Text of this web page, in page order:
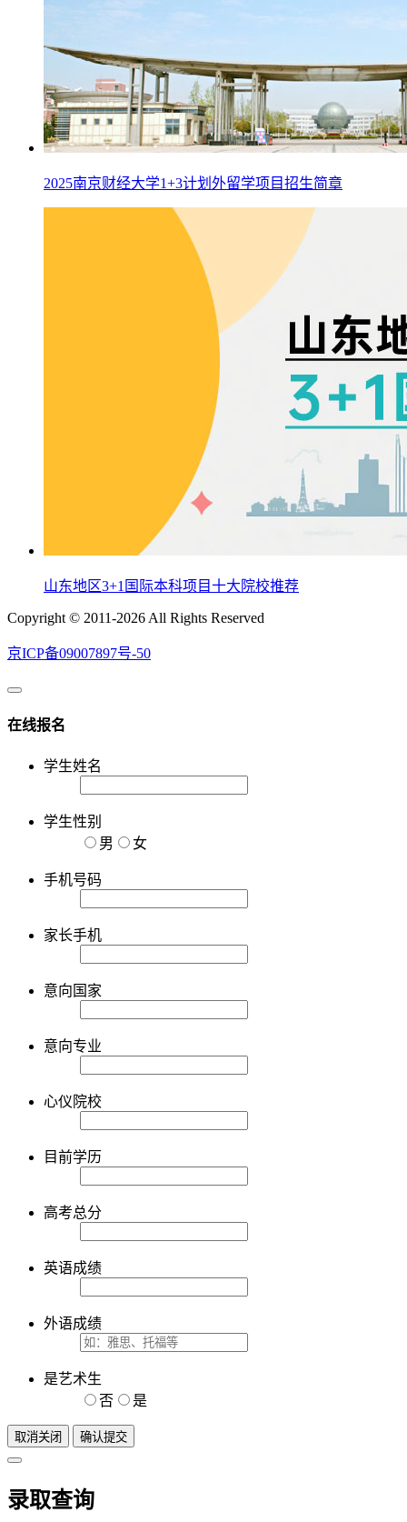
2025南京财经大学1+3计划外留学项目招生简章
山东地区3+1国际本科项目十大院校推荐
Copyright © 2011-2026 All Rights Reserved
京ICP备09007897号-50
在线报名
学生姓名
学生性别
男
女
手机号码
家长手机
意向国家
意向专业
心仪院校
目前学历
高考总分
英语成绩
外语成绩
是艺术生
否
是
取消关闭 确认提交
录取查询